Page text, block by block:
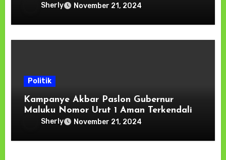
Sherly November 21, 2024
Politik
Kampanye Akbar Paslon Gubernur
Maluku Nomor Urut 1 Aman Terkendali
Sherly November 21, 2024